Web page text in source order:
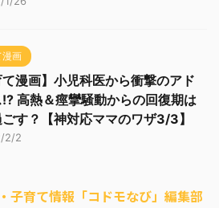
漫画
て漫画】小児科医から衝撃のアド
高熱＆痙攣騒動からの回復期は
す？【神対応ママのワザ3/3】
2/2
育て情報「コドモなび」編集部